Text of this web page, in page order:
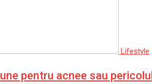
Lifestyle
pentru acnee sau